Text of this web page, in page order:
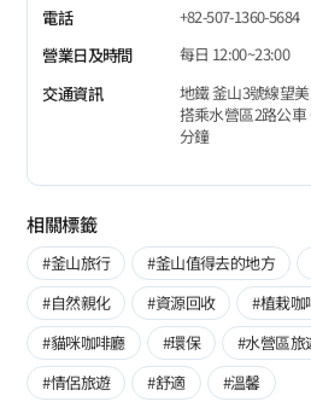
電話
+82-507-1360-5684
營業日及時間
每日 12:00~23:00
交通資訊
地鐵 釜山3號線望
搭乘水營區2路公
分鐘
相關標籤
#釜山旅行 #釜山值得去的地方
#自然親化
#資源回收 #植栽咖
#貓咪咖啡廳
#環保 #水營區旅
#情侶旅遊
#舒適 #溫馨